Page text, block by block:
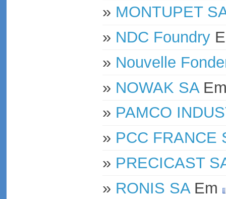
» MONTUPET
» NDC Foundry
» Nouvelle
» NOWAK SA
» PAMCO
» PCC FRANCE
» PRECICAST
» RONIS SA Em